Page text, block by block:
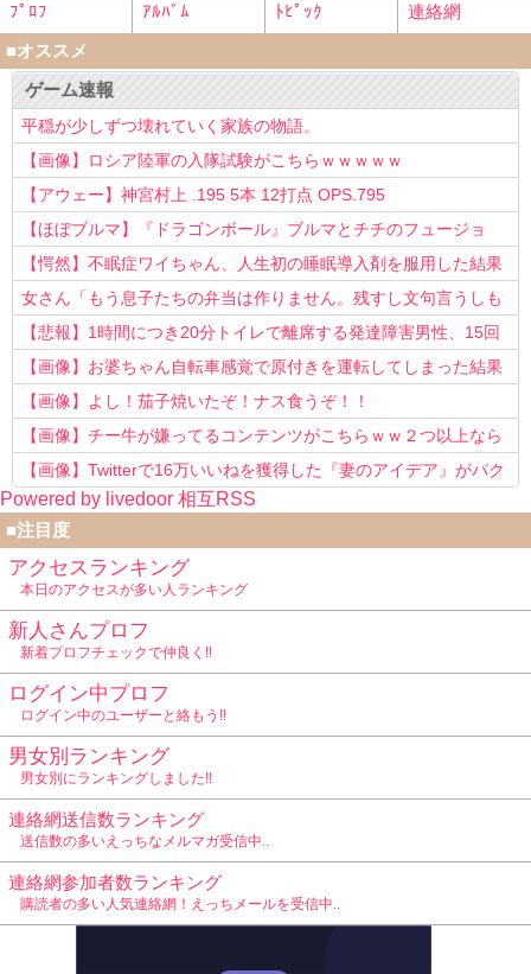
ﾌﾟﾛﾌ
ｱﾙﾊﾞﾑ ﾄﾋﾟｯｸ
連絡網
■オススメ
ゲーム速報
平穏が少しずつ壊れていく家族の物語。
【画像】ロシア陸軍の入隊試験がこちらｗｗｗｗｗ
【アウェー】神宮村上 .195 5本 12打点 OPS.795
【ほぼブルマ】『ドラゴンボール』ブルマとチチのフュージョ
ン、クッソ可愛すぎるwwwwwww
【愕然】不眠症ワイちゃん、人生初の睡眠導入剤を服用した結果
ｗｗｗｗ
女さん「もう息子たちの弁当は作りません。残すし文句言うしも
う知らない！」
【悲報】1時間につき20分トイレで離席する発達障害男性、15回
以上転職を重ねてしまう
【画像】お婆ちゃん自転車感覚で原付きを運転してしまった結果
www
【画像】よし！茄子焼いたぞ！ナス食うぞ！！
【画像】チー牛が嫌ってるコンテンツがこちらｗｗ２つ以上なら
確定ｗｗ
【画像】Twitterで16万いいねを獲得した『妻のアイデア』がパク
リで草www
Powered by livedoor 相互RSS
■注目度
アクセスランキング
本日のアクセスが多い人ランキング
新人さんプロフ
新着プロフチェックで仲良く!!
ログイン中プロフ
ログイン中のユーザーと絡もう!!
男女別ランキング
男女別にランキングしました!!
連絡網送信数ランキング
送信数の多いえっちなメルマガ受信中..
連絡網参加者数ランキング
購読者の多い人気連絡網！えっちメールを受信中..